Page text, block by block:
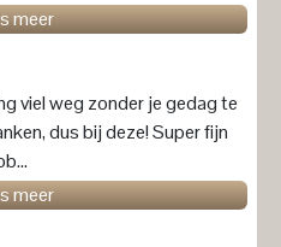
meer
viel weg zonder je gedag te
dus bij deze! Super fijn
meer